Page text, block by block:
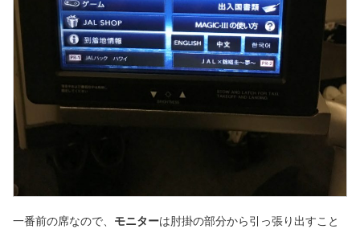
一番前の席なので、 モニターは肘掛の部分から引っ張り出すこと